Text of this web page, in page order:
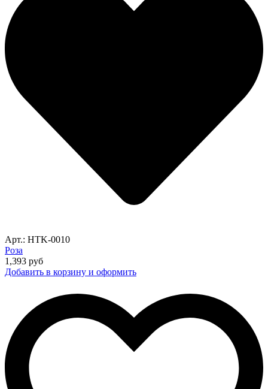
Арт.: HTK-0010
Роза
1,393 руб
Добавить в корзину и оформить